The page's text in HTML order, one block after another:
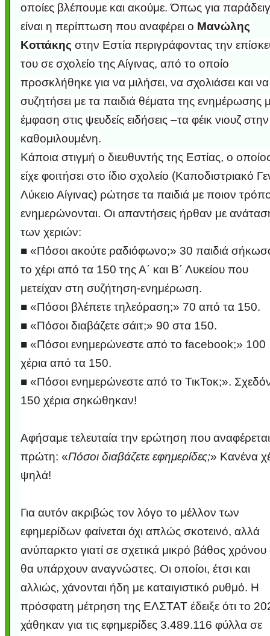
οποίες βλέπουμε και ακούμε. Όπως για
είναι η περίπτωση που αναφέρει ο Μανώλης
Κοττάκης στην Εστία περιγράφοντας την
του σε σχολείο της Αίγινας, από το οποίο
προσκλήθηκε για να μιλήσει, να σχολιάσει και να
συζητήσει με τα παιδιά θέματα της ενημέρωσης
έμφαση στις ψευδείς ειδήσεις –τα φέικ νιουζ
καθομιλουμένη.
Κάποια στιγμή ο διευθυντής της Εστίας, ο
είχε φοιτήσει στο ίδιο σχολείο (Καποδιστριακό
Λύκειο Αίγινας) ρώτησε τα παιδιά με ποιον
ενημερώνονται. Οι απαντήσεις ήρθαν με
των χεριών:
■ «Πόσοι ακούτε ραδιόφωνο;» 30 παιδιά
το χέρι από τα 150 της Α΄ και Β΄ Λυκείου που
μετείχαν στη συζήτηση-ενημέρωση.
■ «Πόσοι βλέπετε τηλεόραση;» 70 από τα 150.
■ «Πόσοι διαβάζετε σάιτ;» 90 στα 150.
■ «Πόσοι ενημερώνεστε από το facebook;» 100
χέρια από τα 150.
■ «Πόσοι ενημερώνεστε από το ΤικΤοκ;».
150 χέρια σηκώθηκαν!
Αφήσαμε τελευταία την ερώτηση που αναφέρεται
πρώτη: «Πόσοι διαβάζετε εφημερίδες;» Κανένα
ψηλά!
Για αυτόν ακριβώς τον λόγο το μέλλον των
εφημερίδων φαίνεται όχι απλώς σκοτεινό, αλλά
ανύπαρκτο γιατί σε σχετικά μικρό βάθος χρόνου
θα υπάρχουν αναγνώστες. Οι οποίοι, έτσι και
αλλιώς, χάνονται ήδη με καταιγιστικό ρυθμό. Η
πρόσφατη μέτρηση της ΕΛΣΤΑΤ έδειξε ότι το
χάθηκαν για τις εφημερίδες 3.489.116 φύλλα σε
Ο αέρας του
τα μαλλιά
Ταξίδι στο
Διεθνής
Σταθμός: Ο
το παράθυρό
Μουσική από
Video:
καταιγίδα
Εντυπωσιακές
από
Abbey,
Υποθαλάσσιο
στην
Η νέα
Αθήνας από το
που κάνει το
Ο Κομήτης του
φωτίσει τη Γη
κι απ' το
Συγκινητικό
λεοπάρδαλη
μωρό
Alesund: Μια
Νορβηγία που
Η γάτα και το